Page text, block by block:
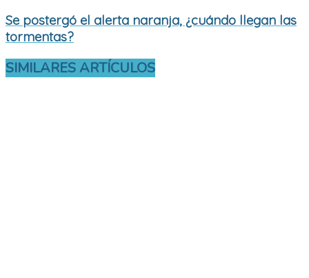
Se postergó el alerta naranja, ¿cuándo llegan las
tormentas?
SIMILARES ARTÍCULOS